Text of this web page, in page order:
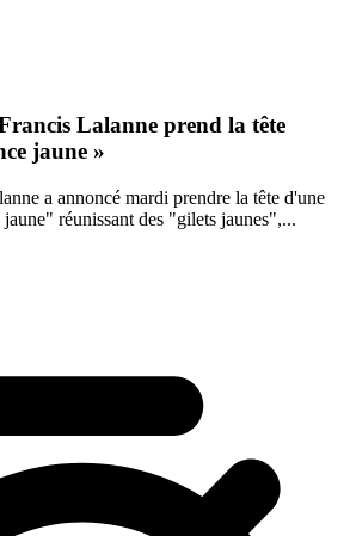
Lalanne prend la tête
jaune »
a annoncé mardi prendre la tête d'une
réunissant des "gilets jaunes",...